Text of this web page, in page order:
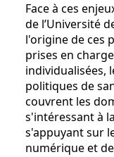
Face à ces
de l’Université
l'origine de ces
prises en
individualisées,
politiques de
couvrent les
s'intéressant à
s'appuyant sur
numérique et